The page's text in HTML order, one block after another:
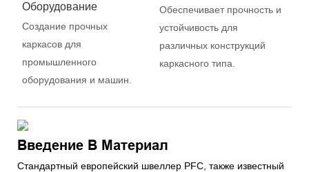
Оборудование
Создание прочных
каркасов для
промышленного
оборудования и машин.
Обеспечивает прочность и
устойчивость для
различных конструкций
каркасного типа.
Введение В Материал
Стандартный европейский швеллер PFC, также известный